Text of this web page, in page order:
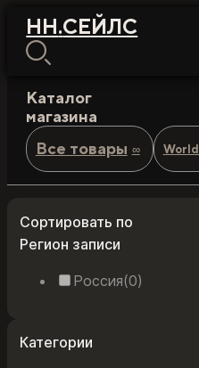
НН.СЕЙЛС
Каталог
магазина
Все товары ∞
Сортировать по
Регион записи
Россия(0)
Категории